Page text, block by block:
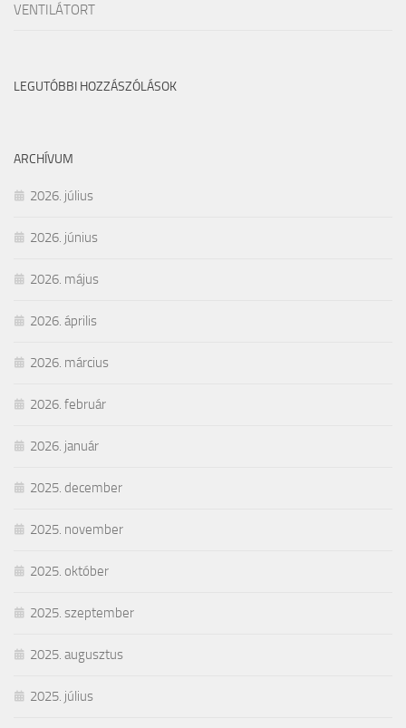
VENTILÁTORT
LEGUTÓBBI HOZZÁSZÓLÁSOK
ARCHÍVUM
2026. július
2026. június
2026. május
2026. április
2026. március
2026. február
2026. január
2025. december
2025. november
2025. október
2025. szeptember
2025. augusztus
2025. július